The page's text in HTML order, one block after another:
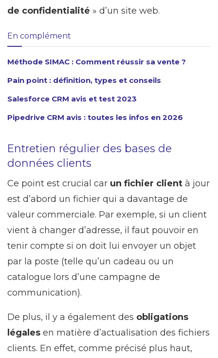
de confidentialité » d’un site web.
En complément
Méthode SIMAC : Comment réussir sa vente ?
Pain point : définition, types et conseils
Salesforce CRM avis et test 2023
Pipedrive CRM avis : toutes les infos en 2026
Entretien régulier des bases de
données clients
Ce point est crucial car un fichier client à jour
est d’abord un fichier qui a davantage de
valeur commerciale. Par exemple, si un client
vient à changer d’adresse, il faut pouvoir en
tenir compte si on doit lui envoyer un objet
par la poste (telle qu’un cadeau ou un
catalogue lors d’une campagne de
communication).
De plus, il y a également des obligations
légales en matière d’actualisation des fichiers
clients. En effet, comme précisé plus haut,